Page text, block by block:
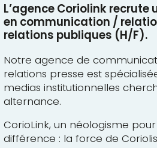
L’agence Coriolink
en communication /
relations publiques (H/F).
Notre agence de
relations presse est
medias institutionnelles
alternance.
CorioLink, un néologisme
différence : la force de